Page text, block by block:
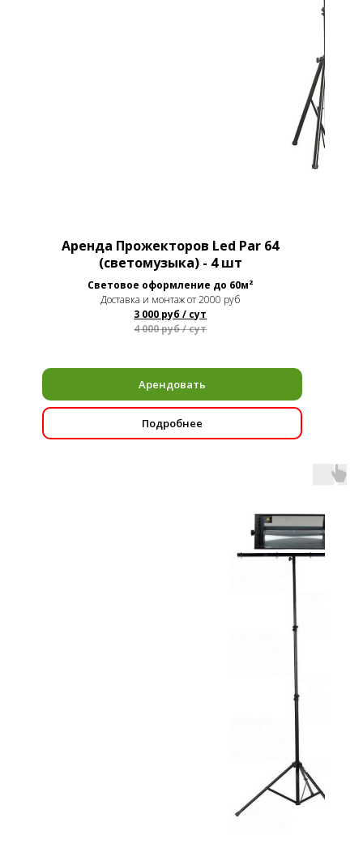
Аренда Прожекторов Led Par 64
(светомузыка) - 4 шт
Световое оформление до 60м²
Доставка и монтаж от 2000 руб
3 000 руб / сут
4 000 руб / сут
Арендовать
Подробнее